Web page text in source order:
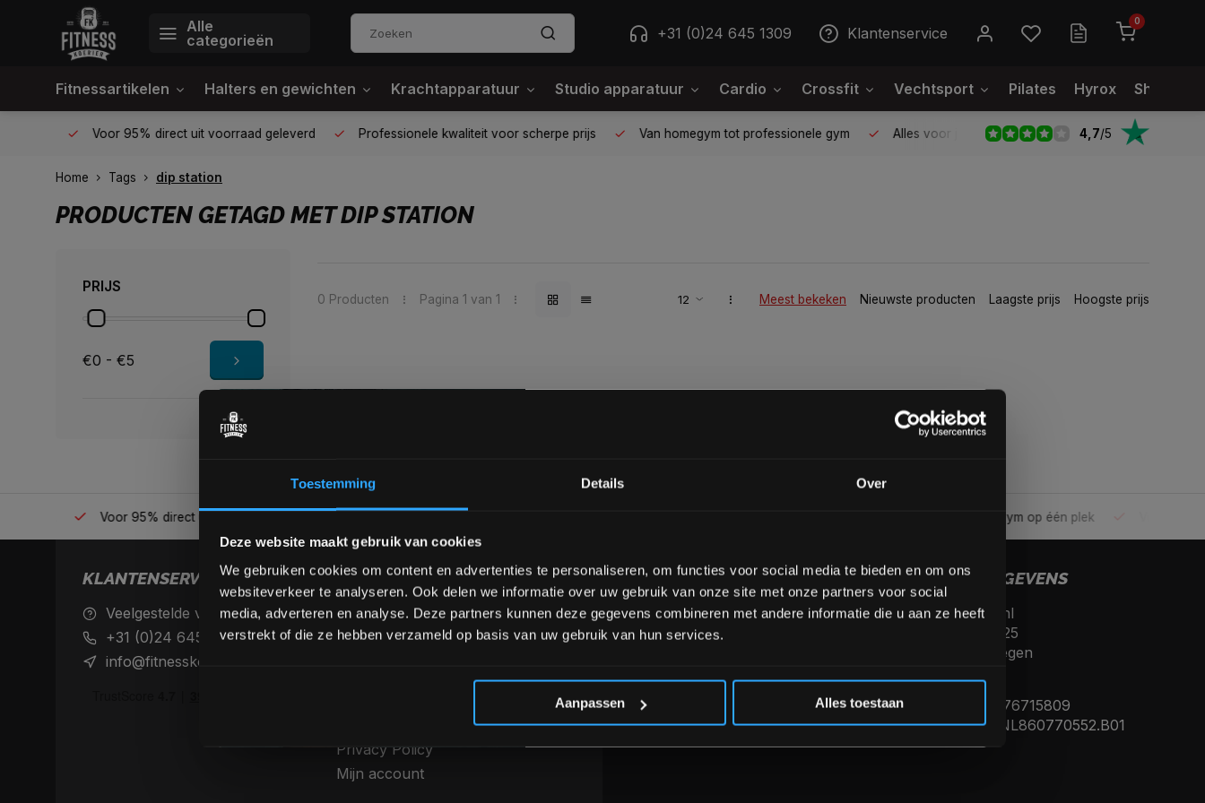
Toestemming Details Over
Deze website maakt gebruik van cookies
We gebruiken cookies om content en advertenties te personaliseren, om functies voor social media te bieden en om ons
websiteverkeer te analyseren. Ook delen we informatie over uw gebruik van onze site met onze partners voor social
media, adverteren en analyse. Deze partners kunnen deze gegevens combineren met andere informatie die u aan ze heeft
verstrekt of die ze hebben verzameld op basis van uw gebruik van hun services.
Aanpassen Alles toestaan
Alle
categorieën
+31 (0)24 645 1309 Klantenservice
0
Fitnessartikelen Halters en gewichten Krachtapparatuur Studio apparatuur Cardio Crossfit Vechtsport Pilates Hyrox
Voor 95% direct uit voorraad geleverd Professionele kwaliteit voor scherpe prijs Van homegym tot professionele gym Alles voor jouw gym op één plek Voor 95%
4,7/5
Home Tags dip station
PRODUCTEN GETAGD MET DIP STATION
PRIJS
€0 - €5
0 Producten Pagina 1 van 1 Meest bekeken Nieuwste producten Laagste prijs Hoogste prijs
Voor 95% direct uit voorraad geleverd Alles voor jouw gym op één plek
KLANTENSERVICE now opened
Veelgestelde vragen
+31 (0)24 645 1309
info@fitnesskoerier.nl
Achteraf betalen & Overige
betaalmethoden
Privacy Policy
Mijn account
INFORMATIE
Over ons
Blog
Categorieën
CONTACTGEGEVENS
Fitnesskoerier.nl
Kerkenbos 10125
6546 BJ, Nijmegen
KVK nummer: 76715809
Btw nummer: NL860770552.B01
Bam! 5% korting op je volgende bestelling
Inschrijven